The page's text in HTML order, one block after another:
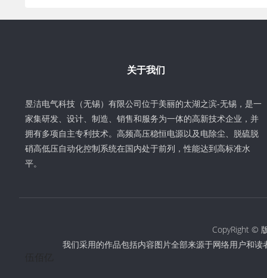
关于我们
昱洁电气科技（无锡）有限公司位于美丽的太湖之滨-无锡，是一
家集研发、设计、制造、销售和服务为一体的高新技术企业，并
拥有多项自主专利技术。高频高压稳恒电源以及电除尘、脱硫脱
硝高低压自动化控制系统在国内处于前列，性能达到高标准水
平。
CopyRight ©
我们采用的作品包括内容图片全部来源于网络用户和